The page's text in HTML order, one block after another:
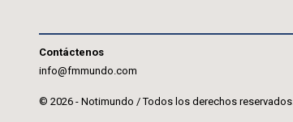
Contáctenos
info@fmmundo.com
© 2026 - Notimundo / Todos los derechos reservados.